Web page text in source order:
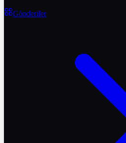
Gönderiler